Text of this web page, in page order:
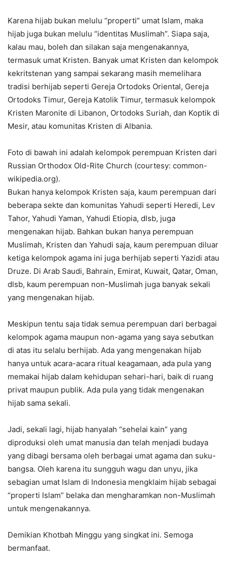
Karena hijab bukan melulu “properti” umat Islam, maka
hijab juga bukan melulu “identitas Muslimah”. Siapa saja,
kalau mau, boleh dan silakan saja mengenakannya,
termasuk umat Kristen. Banyak umat Kristen dan kelompok
kekritstenan yang sampai sekarang masih memelihara
tradisi berhijab seperti Gereja Ortodoks Oriental, Gereja
Ortodoks Timur, Gereja Katolik Timur, termasuk kelompok
Kristen Maronite di Libanon, Ortodoks Suriah, dan Koptik di
Mesir, atau komunitas Kristen di Albania.
Foto di bawah ini adalah kelompok perempuan Kristen dari
Russian Orthodox Old-Rite Church (courtesy: common-
wikipedia.org).
Bukan hanya kelompok Kristen saja, kaum perempuan dari
beberapa sekte dan komunitas Yahudi seperti Heredi, Lev
Tahor, Yahudi Yaman, Yahudi Etiopia, dlsb, juga
mengenakan hijab. Bahkan bukan hanya perempuan
Muslimah, Kristen dan Yahudi saja, kaum perempuan diluar
ketiga kelompok agama ini juga berhijab seperti Yazidi atau
Druze. Di Arab Saudi, Bahrain, Emirat, Kuwait, Qatar, Oman,
dlsb, kaum perempuan non-Muslimah juga banyak sekali
yang mengenakan hijab.
Meskipun tentu saja tidak semua perempuan dari berbagai
kelompok agama maupun non-agama yang saya sebutkan
di atas itu selalu berhijab. Ada yang mengenakan hijab
hanya untuk acara-acara ritual keagamaan, ada pula yang
memakai hijab dalam kehidupan sehari-hari, baik di ruang
privat maupun publik. Ada pula yang tidak mengenakan
hijab sama sekali.
Jadi, sekali lagi, hijab hanyalah “sehelai kain” yang
diproduksi oleh umat manusia dan telah menjadi budaya
yang dibagi bersama oleh berbagai umat agama dan suku-
bangsa. Oleh karena itu sungguh wagu dan unyu, jika
sebagian umat Islam di Indonesia mengklaim hijab sebagai
“properti Islam” belaka dan mengharamkan non-Muslimah
untuk mengenakannya.
Demikian Khotbah Minggu yang singkat ini. Semoga
bermanfaat.